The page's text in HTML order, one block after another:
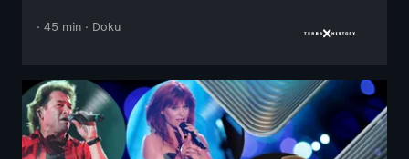
· 45 min · Doku